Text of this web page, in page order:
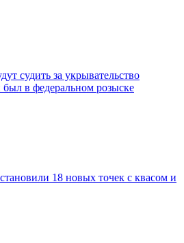
судить за укрывательство
в федеральном розыске
18 новых точек с квасом и